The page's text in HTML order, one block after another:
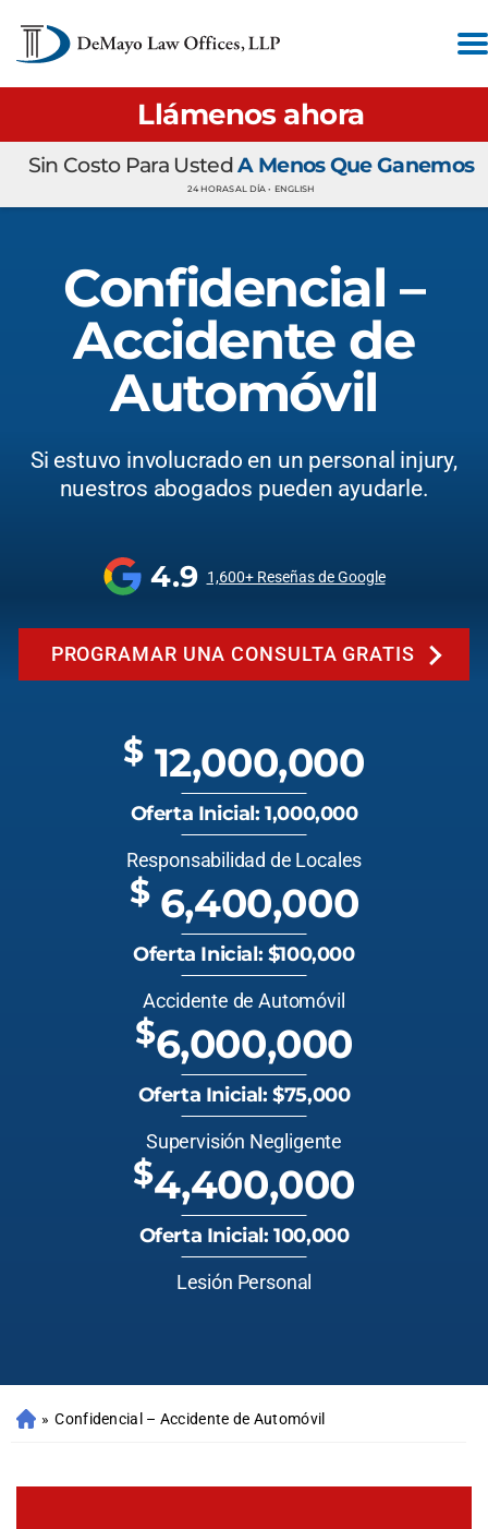
Llámenos ahora
Sin Costo Para UstedA Menos Que Ganemos
24 HORAS AL DÍA • ENGLISH
Confidencial –
Accidente de
Automóvil
Si estuvo involucrado en un personal injury,
nuestros abogados pueden ayudarle.
4.9 1,600+ Reseñas de Google
PROGRAMAR UNA CONSULTA GRATIS
$ 12,000,000
Oferta Inicial: 1,000,000
Responsabilidad de Locales
$6,400,000
Oferta Inicial: $100,000
Accidente de Automóvil
$6,000,000
Oferta Inicial: $75,000
Supervisión Negligente
$4,400,000
Oferta Inicial: 100,000
Lesión Personal
» Confidencial – Accidente de Automóvil